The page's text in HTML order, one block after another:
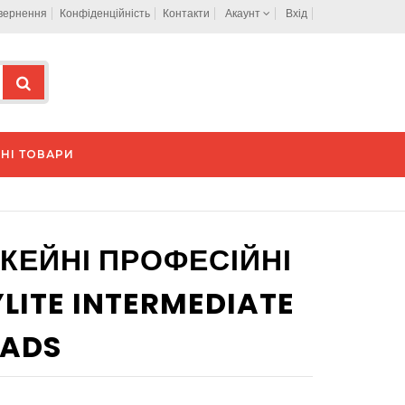
Конфіденційність Контакти Акаунт Вхід
ТОВАРИ
ПРОФЕСІЙНІ
INTERMEDIATE